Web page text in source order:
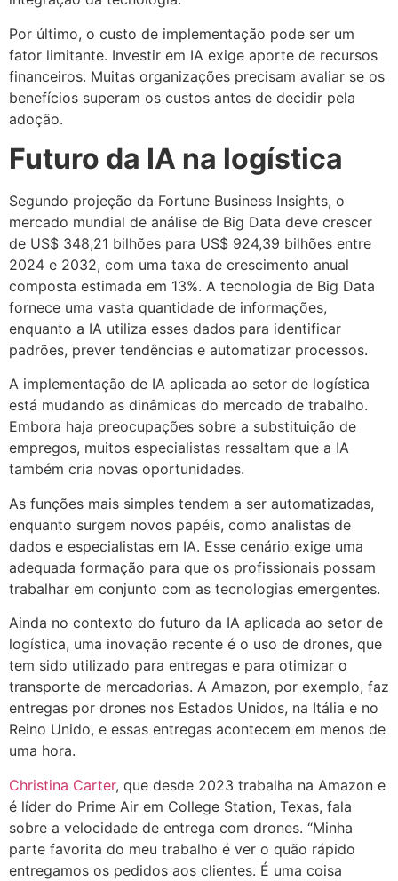
Por último, o custo de implementação pode ser um
fator limitante. Investir em IA exige aporte de recursos
financeiros. Muitas organizações precisam avaliar se os
benefícios superam os custos antes de decidir pela
adoção.
Futuro da IA na logística
Segundo projeção da Fortune Business Insights, o
mercado mundial de análise de Big Data deve crescer
de US$ 348,21 bilhões para US$ 924,39 bilhões entre
2024 e 2032, com uma taxa de crescimento anual
composta estimada em 13%. A tecnologia de Big Data
fornece uma vasta quantidade de informações,
enquanto a IA utiliza esses dados para identificar
padrões, prever tendências e automatizar processos.
A implementação de IA aplicada ao setor de logística
está mudando as dinâmicas do mercado de trabalho.
Embora haja preocupações sobre a substituição de
empregos, muitos especialistas ressaltam que a IA
também cria novas oportunidades.
As funções mais simples tendem a ser automatizadas,
enquanto surgem novos papéis, como analistas de
dados e especialistas em IA. Esse cenário exige uma
adequada formação para que os profissionais possam
trabalhar em conjunto com as tecnologias emergentes.
Ainda no contexto do futuro da IA aplicada ao setor de
logística, uma inovação recente é o uso de drones, que
tem sido utilizado para entregas e para otimizar o
transporte de mercadorias. A Amazon, por exemplo, faz
entregas por drones nos Estados Unidos, na Itália e no
Reino Unido, e essas entregas acontecem em menos de
uma hora.
Christina Carter, que desde 2023 trabalha na Amazon e
é líder do Prime Air em College Station, Texas, fala
sobre a velocidade de entrega com drones. “Minha
parte favorita do meu trabalho é ver o quão rápido
entregamos os pedidos aos clientes. É uma coisa